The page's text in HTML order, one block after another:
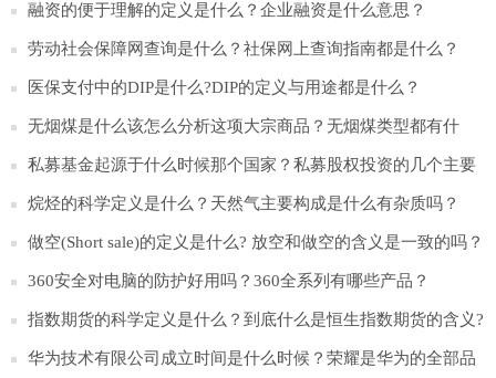
融资的便于理解的定义是什么？企业融资是什么意思？
劳动社会保障网查询是什么？社保网上查询指南都是什么？
医保支付中的DIP是什么?DIP的定义与用途都是什么？
无烟煤是什么该怎么分析这项大宗商品？无烟煤类型都有什
么？
私募基金起源于什么时候那个国家？私募股权投资的几个主要
的特点是什么？
烷烃的科学定义是什么？天然气主要构成是什么有杂质吗？
做空(Short sale)的定义是什么? 放空和做空的含义是一致的吗？
360安全对电脑的防护好用吗？360全系列有哪些产品？
指数期货的科学定义是什么？到底什么是恒生指数期货的含义?
​华为技术有限公司成立时间是什么时候？荣耀是华为的全部品